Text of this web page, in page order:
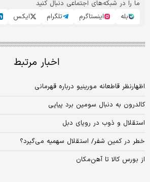
ما را در شبکه‌های اجتماعی دنبال کنید
بله
اینستاگرم تلگرام ایکس
اخبار مرتبط
اظهارنظر قاطعانه مورینیو درباره قهرمانی
کالدرون به دنبال سومین برد پیاپی
استقلال و ذوب در رویای دبل
خطر در کمین شفر/ استقلال سهمیه می‌گیرد؟
از بورس کالا تا آهن‌مکان